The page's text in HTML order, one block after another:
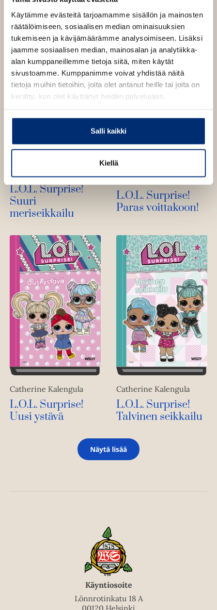
Käytämme evästeitä tarjoamamme sisällön ja mainosten
räätälöimiseen, sosiaalisen median ominaisuuksien
tukemiseen ja kävijämäärämme analysoimiseen. Lisäksi
jaamme sosiaalisen median, mainosalan ja analytiikka-
alan kumppaneillemme tietoja siitä, miten käytät
sivustoamme. Kumppanimme voivat yhdistää näitä
tietoja muihin tietoihin, joita olet antanut heille tai joita on
kerätty, kun olet käyttänyt heidän palvelujaan.
Salli kaikki
Kiellä
Catherine Kalengula
L.O.L. Surprise!
Suuri
meriseikkailu
Catherine Kalengula
L.O.L. Surprise!
Paras voittakoon!
Catherine Kalengula
L.O.L. Surprise!
Uusi ystävä
Catherine Kalengula
L.O.L. Surprise!
Talvinen seikkailu
Näytä lisää
Käyntiosoite
Lönnrotinkatu 18 A